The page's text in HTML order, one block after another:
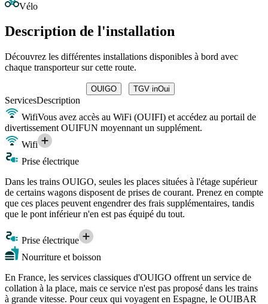
Vélo
Description de l'installation
Découvrez les différentes installations disponibles à bord avec
chaque transporteur sur cette route.
OUIGO TGV inOui
ServicesDescription
WifiVous avez accès au WiFi (OUIFI) et accédez au portail de
divertissement OUIFUN moyennant un supplément.
Wifi
Prise électrique
Dans les trains OUIGO, seules les places situées à l'étage supérieur
de certains wagons disposent de prises de courant. Prenez en compte
que ces places peuvent engendrer des frais supplémentaires, tandis
que le pont inférieur n'en est pas équipé du tout.
Prise électrique
Nourriture et boisson
En France, les services classiques d'OUIGO offrent un service de
collation à la place, mais ce service n'est pas proposé dans les trains
à grande vitesse. Pour ceux qui voyagent en Espagne, le OUIBAR